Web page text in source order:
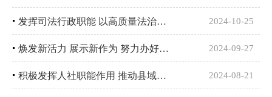
发挥司法行政职能 以高质量法治助力高质量发展 2024-10-25
焕发新活力 展示新作为 努力办好人民满意的岐山教育 2024-09-27
积极发挥人社职能作用 推动县域经济社会高质量发展 2024-08-21